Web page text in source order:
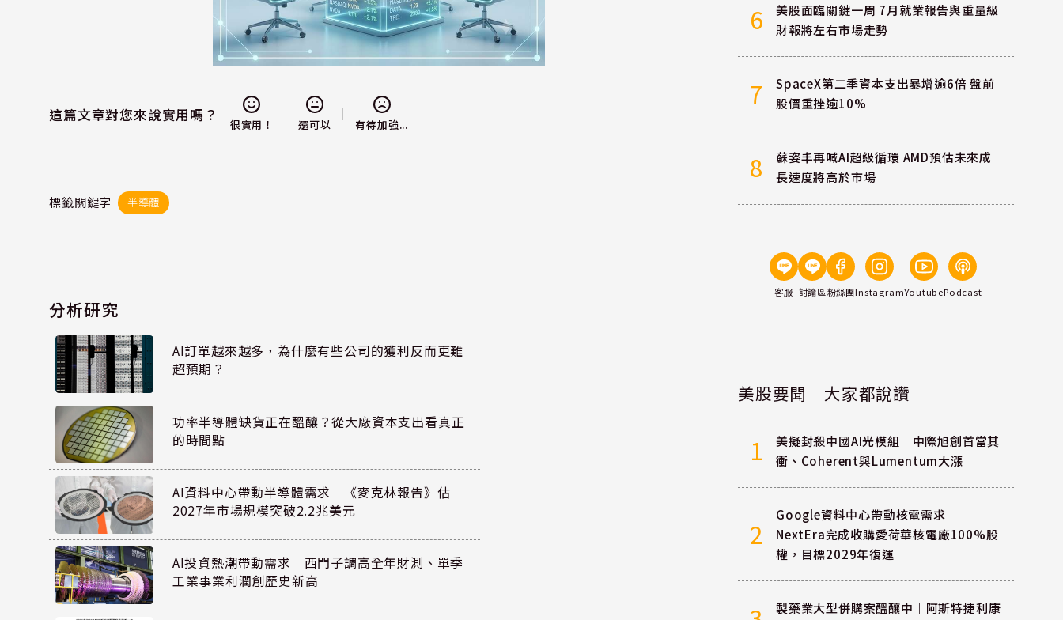
這篇文章對您來說實用嗎？
很實用！ 還可以 有待加強...
標籤關鍵字 半導體
分析研究
AI訂單越來越多，為什麼有些公司的獲利反而更難
超預期？
功率半導體缺貨正在醞釀？從大廠資本支出看真正
的時間點
AI資料中心帶動半導體需求 《麥克林報告》估
2027年市場規模突破2.2兆美元
AI投資熱潮帶動需求 西門子調高全年財測、單季
工業事業利潤創歷史新高
6
美股面臨關鍵一周 7月就業報告與重量級
財報將左右市場走勢
7
SpaceX第二季資本支出暴增逾6倍 盤前
股價重挫逾10%
8
蘇姿丰再喊AI超級循環 AMD預估未來成
長速度將高於市場
客服 討論區粉絲團InstagramYoutubePodcast
美股要聞｜大家都說讚
1
美擬封殺中國AI光模組 中際旭創首當其
衝、Coherent與Lumentum大漲
2
Google資料中心帶動核電需求
NextEra完成收購愛荷華核電廠100%股
權，目標2029年復運
製藥業大型併購案醞釀中｜阿斯特捷利康